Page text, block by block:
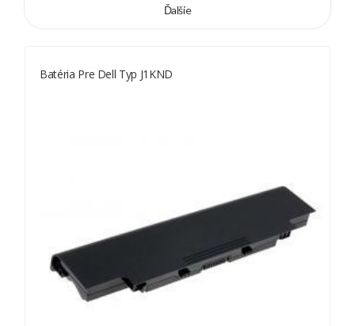
Ďalšie
Batéria Pre Dell Typ J1KND